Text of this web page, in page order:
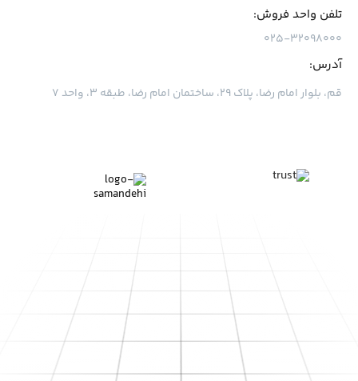
تلفن واحد فروش:
۰۲۵-۳۲۰۹۸۰۰۰
آدرس:
قم، بلوار امام رضا، پلاک ۲۹، ساختمان امام رضا، طبقه ۳، واحد ۷